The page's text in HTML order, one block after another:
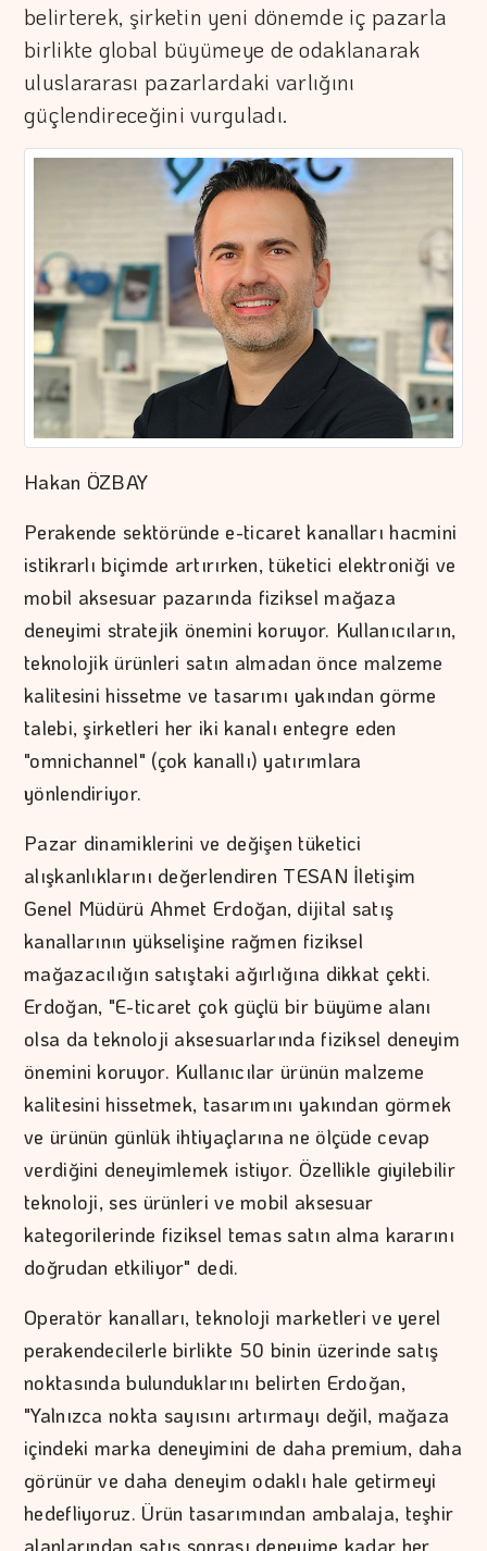
belirterek, şirketin yeni dönemde iç pazarla
birlikte global büyümeye de odaklanarak
uluslararası pazarlardaki varlığını
güçlendireceğini vurguladı.
Hakan ÖZBAY
Perakende sektöründe e-ticaret kanalları hacmini
istikrarlı biçimde artırırken, tüketici elektroniği ve
mobil aksesuar pazarında fiziksel mağaza
deneyimi stratejik önemini koruyor. Kullanıcıların,
teknolojik ürünleri satın almadan önce malzeme
kalitesini hissetme ve tasarımı yakından görme
talebi, şirketleri her iki kanalı entegre eden
"omnichannel" (çok kanallı) yatırımlara
yönlendiriyor.
Pazar dinamiklerini ve değişen tüketici
alışkanlıklarını değerlendiren TESAN İletişim
Genel Müdürü Ahmet Erdoğan, dijital satış
kanallarının yükselişine rağmen fiziksel
mağazacılığın satıştaki ağırlığına dikkat çekti.
Erdoğan, "E-ticaret çok güçlü bir büyüme alanı
olsa da teknoloji aksesuarlarında fiziksel deneyim
önemini koruyor. Kullanıcılar ürünün malzeme
kalitesini hissetmek, tasarımını yakından görmek
ve ürünün günlük ihtiyaçlarına ne ölçüde cevap
verdiğini deneyimlemek istiyor. Özellikle giyilebilir
teknoloji, ses ürünleri ve mobil aksesuar
kategorilerinde fiziksel temas satın alma kararını
doğrudan etkiliyor" dedi.
Operatör kanalları, teknoloji marketleri ve yerel
perakendecilerle birlikte 50 binin üzerinde satış
noktasında bulunduklarını belirten Erdoğan,
"Yalnızca nokta sayısını artırmayı değil, mağaza
içindeki marka deneyimini de daha premium, daha
görünür ve daha deneyim odaklı hale getirmeyi
hedefliyoruz. Ürün tasarımından ambalaja, teşhir
alanlarından satış sonrası deneyime kadar her